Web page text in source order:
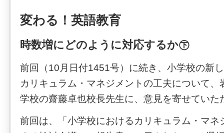
変わる！英語教育
時数増にどのように対応するか㊦
前回（10月日付1451号）に続き、小学校の新
カリキュラム・マネジメントの工夫について、
学校の齋藤卓也校長先生に、意見を寄せていた
前回は、「小学校におけるカリキュラム・マネ